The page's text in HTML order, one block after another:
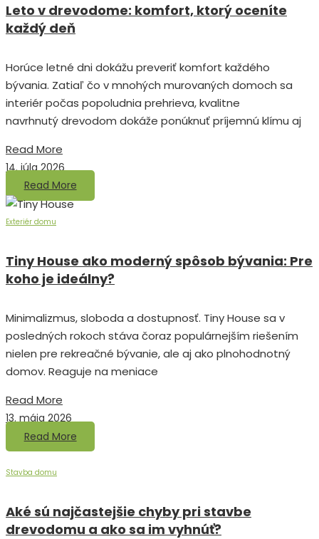
Leto v drevodome: komfort, ktorý oceníte
každý deň
Horúce letné dni dokážu preveriť komfort každého
bývania. Zatiaľ čo v mnohých murovaných domoch sa
interiér počas popoludnia prehrieva, kvalitne
navrhnutý drevodom dokáže ponúknuť príjemnú klímu aj
Read More
14. júla 2026
Read More
Exteriér domu
Tiny House ako moderný spôsob bývania: Pre
koho je ideálny?
Minimalizmus, sloboda a dostupnosť. Tiny House sa v
posledných rokoch stáva čoraz populárnejším riešením
nielen pre rekreačné bývanie, ale aj ako plnohodnotný
domov. Reaguje na meniace
Read More
13. mája 2026
Read More
Stavba domu
Aké sú najčastejšie chyby pri stavbe
drevodomu a ako sa im vyhnúť?